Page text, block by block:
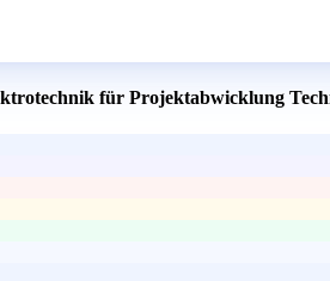
für Projektabwicklung